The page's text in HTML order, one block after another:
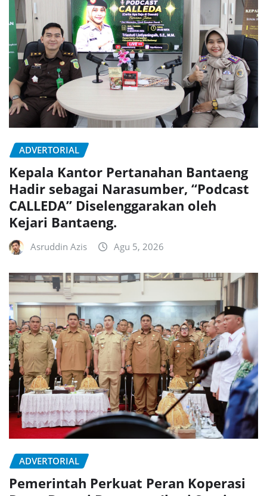
ADVERTORIAL
Kepala Kantor Pertanahan Bantaeng
Hadir sebagai Narasumber, “Podcast
CALLEDA” Diselenggarakan oleh
Kejari Bantaeng.
Asruddin Azis Agu 5, 2026
ADVERTORIAL
Pemerintah Perkuat Peran Koperasi